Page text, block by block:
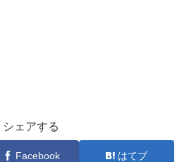
シェアする
Facebook はてブ